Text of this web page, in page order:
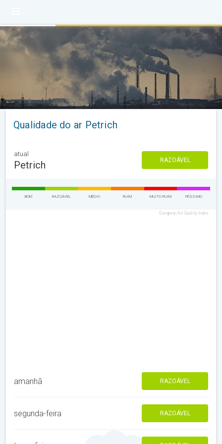
Qualidade do ar Petrich
atual
Petrich RAZOÁVEL
BOM RAZOÁVEL MÉDIO RUIM MUITO RUIM PÉSSIMO
European Air Quality Index
amanhã RAZOÁVEL
segunda-feira RAZOÁVEL